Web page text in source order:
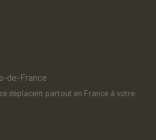
de-France
déplacent partout en France à votre